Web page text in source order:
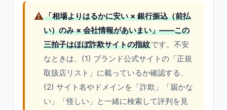
⚠️「相場よりはるかに安い × 銀行振込（前払
い）のみ × 会社情報があいまい」——この
三拍子はほぼ詐欺サイトの指紋です。不安
なときは、(1) ブランド公式サイトの「正規
取扱店リスト」に載っているか確認する、
(2) サイト名やドメインを「詐欺」「届かな
い」「怪しい」と一緒に検索して評判を見